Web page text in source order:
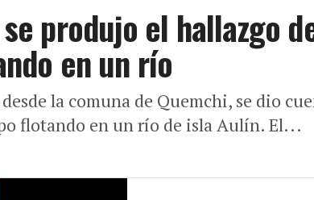
produjo el hallazgo
en un río
la comuna de Quemchi, se dio
flotando en un río de isla Aulín. El...